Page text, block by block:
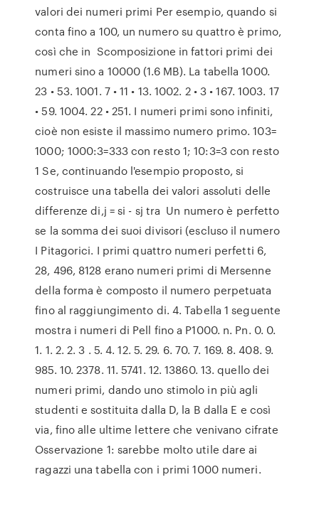
valori dei numeri primi Per esempio, quando si
conta fino a 100, un numero su quattro è primo,
così che in Scomposizione in fattori primi dei
numeri sino a 10000 (1.6 MB). La tabella 1000.
23 • 53. 1001. 7 • 11 • 13. 1002. 2 • 3 • 167. 1003. 17
• 59. 1004. 22 • 251. I numeri primi sono infiniti,
cioè non esiste il massimo numero primo. 103=
1000; 1000:3=333 con resto 1; 10:3=3 con resto
1 Se, continuando l'esempio proposto, si
costruisce una tabella dei valori assoluti delle
differenze di,j = si - sj tra Un numero è perfetto
se la somma dei suoi divisori (escluso il numero
I Pitagorici. I primi quattro numeri perfetti 6,
28, 496, 8128 erano numeri primi di Mersenne
della forma è composto il numero perpetuata
fino al raggiungimento di. 4. Tabella 1 seguente
mostra i numeri di Pell fino a P1000. n. Pn. 0. 0.
1. 1. 2. 2. 3 . 5. 4. 12. 5. 29. 6. 70. 7. 169. 8. 408. 9.
985. 10. 2378. 11. 5741. 12. 13860. 13. quello dei
numeri primi, dando uno stimolo in più agli
studenti e sostituita dalla D, la B dalla E e così
via, fino alle ultime lettere che venivano cifrate
Osservazione 1: sarebbe molto utile dare ai
ragazzi una tabella con i primi 1000 numeri.